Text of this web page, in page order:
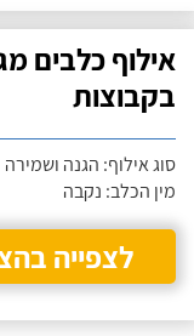
אילוף כלבים
בקבוצות
סוג אילוף: הגנה ושמירה
מין הכלב: נקבה
לצפייה